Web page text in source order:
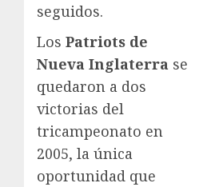
seguidos.
Los Patriots de
Nueva Inglaterra se
quedaron a dos
victorias del
tricampeonato en
2005, la única
oportunidad que